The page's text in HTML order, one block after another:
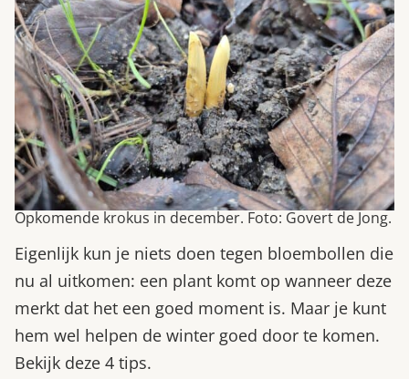
Opkomende krokus in december. Foto: Govert de Jong.
Eigenlijk kun je niets doen tegen bloembollen die
nu al uitkomen: een plant komt op wanneer deze
merkt dat het een goed moment is. Maar je kunt
hem wel helpen de winter goed door te komen.
Bekijk deze 4 tips.